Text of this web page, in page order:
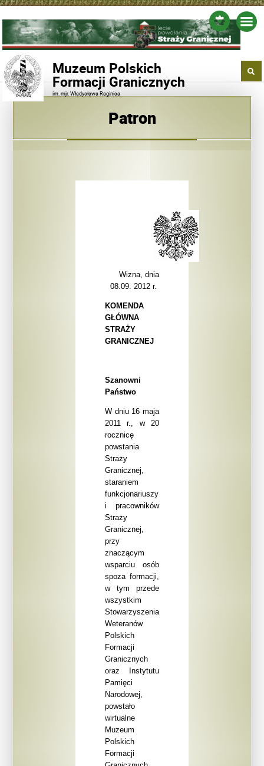
Muzeum Polskich
Formacji Granicznych
im. mjr. Władysława Raginisa
Patron
Wizna, dnia
08.09. 2012 r.
KOMENDA
GŁÓWNA
STRAŻY
GRANICZNEJ
Szanowni
Państwo
W dniu 16 maja
2011 r., w 20
rocznicę
powstania
Straży
Granicznej,
staraniem
funkcjonariuszy
i pracowników
Straży
Granicznej,
przy
znaczącym
wsparciu osób
spoza formacji,
w tym przede
wszystkim
Stowarzyszenia
Weteranów
Polskich
Formacji
Granicznych
oraz Instytutu
Pamięci
Narodowej,
powstało
wirtualne
Muzeum
Polskich
Formacji